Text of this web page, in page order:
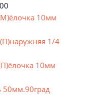
10мм
1/4
10мм
50мм.90град